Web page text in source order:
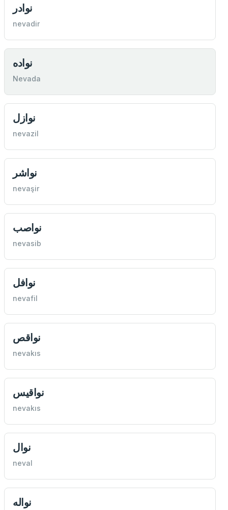
نوادر
nevadir
نواده
Nevada
نوازل
nevazil
نواشر
nevaşir
نواصب
nevasib
نوافل
nevafil
‌نواقص
nevakıs
نواقيس
nevakıs
نوال
neval
نواله